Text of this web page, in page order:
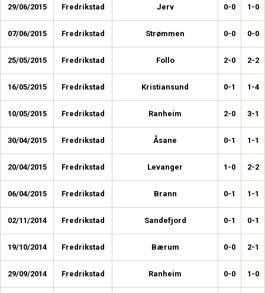
29/06/2015 Fredrikstad Jerv 0-0 1-0
07/06/2015 Fredrikstad Strømmen 0-0 0-0
25/05/2015 Fredrikstad Follo 2-0 2-2
16/05/2015 Fredrikstad Kristiansund 0-1 1-4
10/05/2015 Fredrikstad Ranheim 2-0 3-1
30/04/2015 Fredrikstad Åsane 0-1 1-1
20/04/2015 Fredrikstad Levanger 1-0 2-2
06/04/2015 Fredrikstad Brann 0-1 1-1
02/11/2014 Fredrikstad Sandefjord 0-1 0-1
19/10/2014 Fredrikstad Bærum 0-0 2-1
29/09/2014 Fredrikstad Ranheim 0-0 1-0